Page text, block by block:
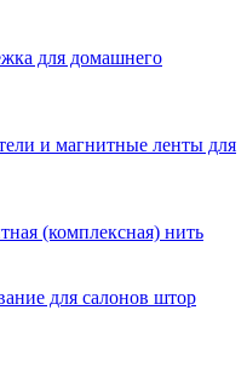
для домашнего
и магнитные ленты для
(комплексная) нить
для салонов штор